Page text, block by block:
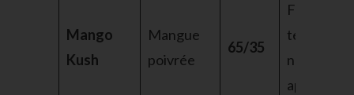
Mango
Kush
Mangue
poivrée
65/35
Fruité,
terpènes
naturels,
apaisant